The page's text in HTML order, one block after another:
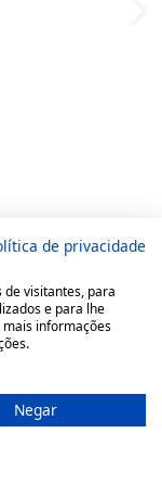
de privacidade
de visitantes, para
e para lhe
informações
Negar